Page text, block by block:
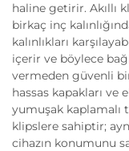
haline getirir. Akıllı
birkaç inç
kalınlıkları
içerir ve böylece
vermeden güvenli
hassas kapakları ve
yumuşak kaplamalı
klipslere sahiptir;
cihazın konumunu